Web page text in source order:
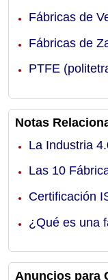
Fábricas de
Fábricas de
PTFE
Notas
La Industria
Las 10
Certificación
¿Qué es una
Anuncios para